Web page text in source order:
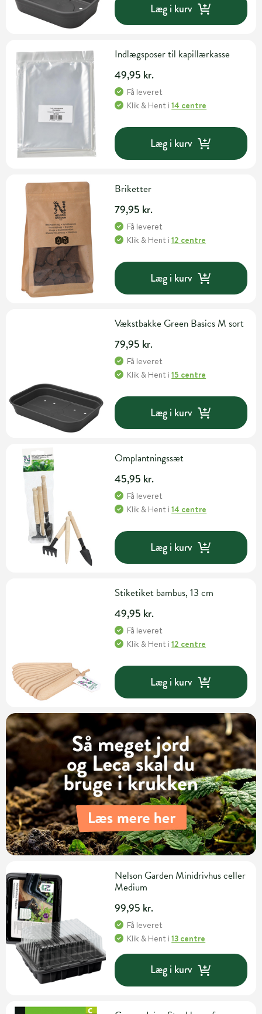
Læg i kurv
Indlægsposer til kapillærkasse
49,95 kr.
Få leveret
Klik & Hent i14 centre
Læg i kurv
Briketter
79,95 kr.
Få leveret
Klik & Hent i12 centre
Læg i kurv
Vækstbakke Green Basics M sort
79,95 kr.
Få leveret
Klik & Hent i15 centre
Læg i kurv
Omplantningssæt
45,95 kr.
Få leveret
Klik & Hent i14 centre
Læg i kurv
Stiketiket bambus, 13 cm
49,95 kr.
Få leveret
Klik & Hent i12 centre
Læg i kurv
Nelson Garden Minidrivhus celler
Medium
99,95 kr.
Få leveret
Klik & Hent i13 centre
Læg i kurv